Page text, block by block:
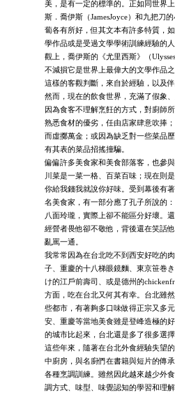
美，是有一定的標準的。正如同世界
斯．喬伊斯（JamesJoyce）和九把刀
蔔各有所好，但其文本有許多特質，
學作品或是受過文學學術訓練經驗的
觀上，喬伊斯的《尤里西斯》（
不減損它是世界上最偉大的文學作品之
這樣的客觀判斷，來自於經驗，以及伴
然而，現在的飲食世界，充滿了假象、
因為食客不理解烹飪的方式，對廚師
熟悉食材的優劣，任由店家肆意吹捧
而虛擲萬金；或因為缺乏對一些菜品
有其表的菜品招搖撞騙。
偏偏許多美食家和美食部落客，也參與
川菜是一菜一格、百菜百味；現在則
你給我錢我就說你好味。受到幕後有
名美食家，有一部分應了孔子所說的
八面玲瓏，實際上卻不能區分好壞。
經營者畏他卻不敬他，背後還在笑話
亂罵一通。
我常常因為在台北吃不到西安好吃的
子、重慶的十八梯眼鏡麵、東京笹巻
け的江戶前壽司、或是德州的
方面，吃在台北又何其有幸。台北雖
些都市，有著夠多口味做得正宗又多
安、重慶等當地美食雖是登峰造極的
的城市比起來，台北還是多了很多選擇
這些年來，隨著在台北外食經驗失望
中廚房，與名廚們在書籍與短片的傳
各種烹調訓練。雖然因此越來越少外
調方式、味型、味覺認知的學習和理